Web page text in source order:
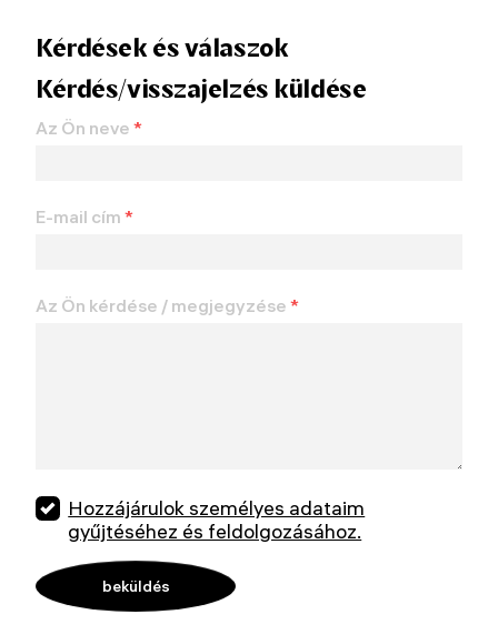
Kérdések és válaszok
Kérdés/visszajelzés küldése
Az Ön neve *
E-mail cím *
Az Ön kérdése / megjegyzése *
Hozzájárulok személyes adataim
gyűjtéséhez és feldolgozásához.